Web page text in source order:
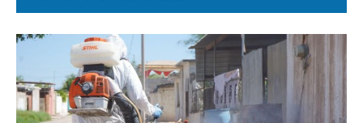
EXA
EL EXACTO
GLOBO
COLABORADORES
PC29
ACTUALIDADES GREM